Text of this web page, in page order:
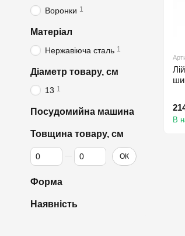
В
Воронки 1
Матеріал
Нержавіюча сталь 1
Діаметр товару, см
13 1
Посудомийна машина
Товщина товару, см
Від Товщина товару, см
До Товщина товару, см ОК
Форма
Наявність